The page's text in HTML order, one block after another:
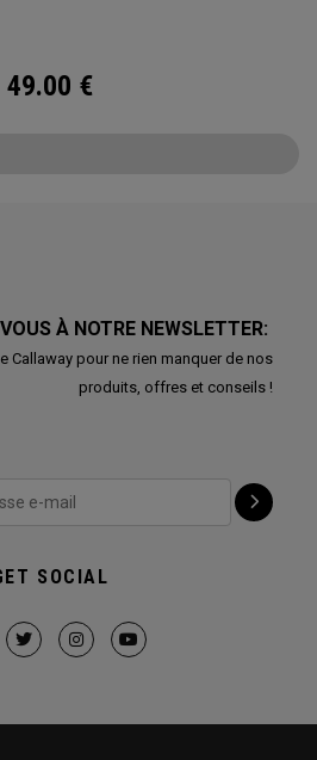
49.00 €
À NOTRE NEWSLETTER:
Callaway pour ne rien manquer de nos
produits, offres et conseils !
SOCIAL